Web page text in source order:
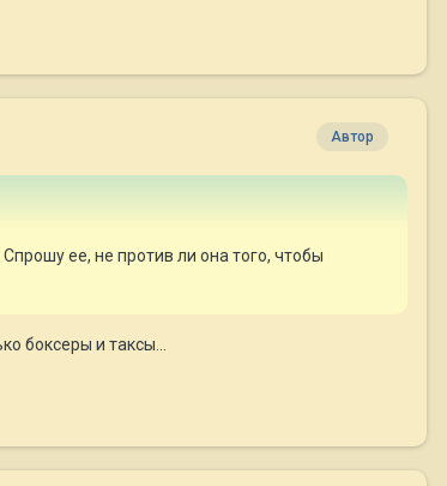
Автор
ее, не против ли она того, чтобы
боксеры и таксы...